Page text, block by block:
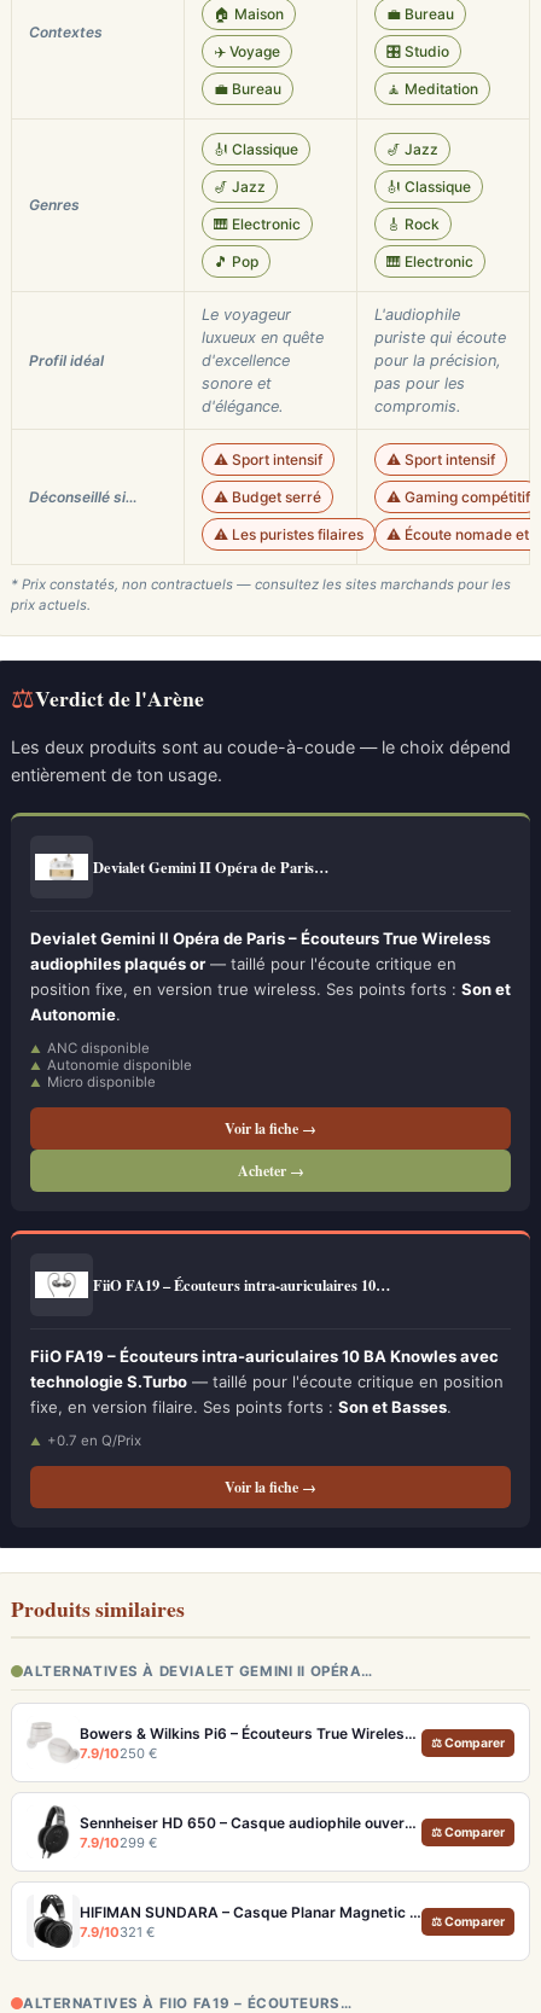
Contextes
🏠 Maison
✈️ Voyage
💼 Bureau
💼 Bureau
🎛️ Studio
🧘 Meditation
Genres
🎻 Classique
🎷 Jazz
🎹 Electronic
🎵 Pop
🎷 Jazz
🎻 Classique
🎸 Rock
🎹 Electronic
Profil idéal
Le voyageur
luxueux en quête
d'excellence
sonore et
d'élégance.
L'audiophile
puriste qui écoute
pour la précision,
pas pour les
compromis.
Déconseillé si…
⚠️ Sport intensif
⚠️ Budget serré
⚠️ Les puristes filaires
⚠️ Sport intensif
⚠️ Gaming compétitif
⚠️ Écoute nomade et
* Prix constatés, non contractuels — consultez les sites marchands pour les
prix actuels.
⚖Verdict de l'Arène
Les deux produits sont au coude-à-coude — le choix dépend
entièrement de ton usage.
Devialet Gemini II Opéra de Paris…
Devialet Gemini II Opéra de Paris – Écouteurs True Wireless
audiophiles plaqués or— taillé pour l'écoute critique en
position fixe, en version true wireless. Ses points forts : Son et
Autonomie.
ANC disponible
Autonomie disponible
Micro disponible
Voir la fiche →
Acheter →
FiiO FA19 – Écouteurs intra-auriculaires 10…
FiiO FA19 – Écouteurs intra-auriculaires 10 BA Knowles avec
technologie S.Turbo — taillé pour l'écoute critique en position
fixe, en version filaire. Ses points forts : Son et Basses.
+0.7 en Q/Prix
Voir la fiche →
Produits similaires
ALTERNATIVES À DEVIALET GEMINI II OPÉRA…
Bowers & Wilkins Pi6 – Écouteurs True Wireless audiophiles avec ANC adaptatif
7.9/10250 €
⚖ Comparer
Sennheiser HD 650 – Casque audiophile ouvert pour l'écoute analytique
7.9/10299 €
⚖ Comparer
HIFIMAN SUNDARA – Casque Planar Magnetic Ouvert Over-Ear Audiophile
7.9/10321 €
⚖ Comparer
ALTERNATIVES À FIIO FA19 – ÉCOUTEURS…